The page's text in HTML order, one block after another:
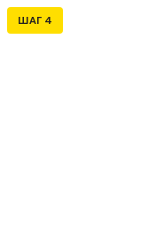
ШАГ 4